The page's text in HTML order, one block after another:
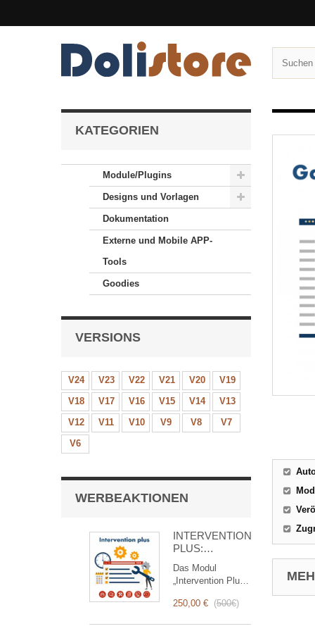
KATEGORIEN
Module/Plugins
Designs und Vorlagen
Dokumentation
Externe und Mobile APP-
Tools
Goodies
VERSIONS
V24 V23 V22 V21 V20
V19
V18
V17 V16 V15 V14
V13
V12
V11 V10 V9 V8
V7
V6
WERBEAKTIONEN
INTERVENTION
PLUS:
Management
von
Interventionen
Das Modul
„Intervention Plus“
revolutionäres
250,00 € (500€)